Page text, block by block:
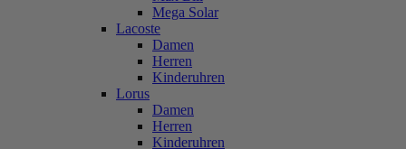
Mega Solar
Lacoste
Damen
Herren
Kinderuhren
Lorus
Damen
Herren
Kinderuhren